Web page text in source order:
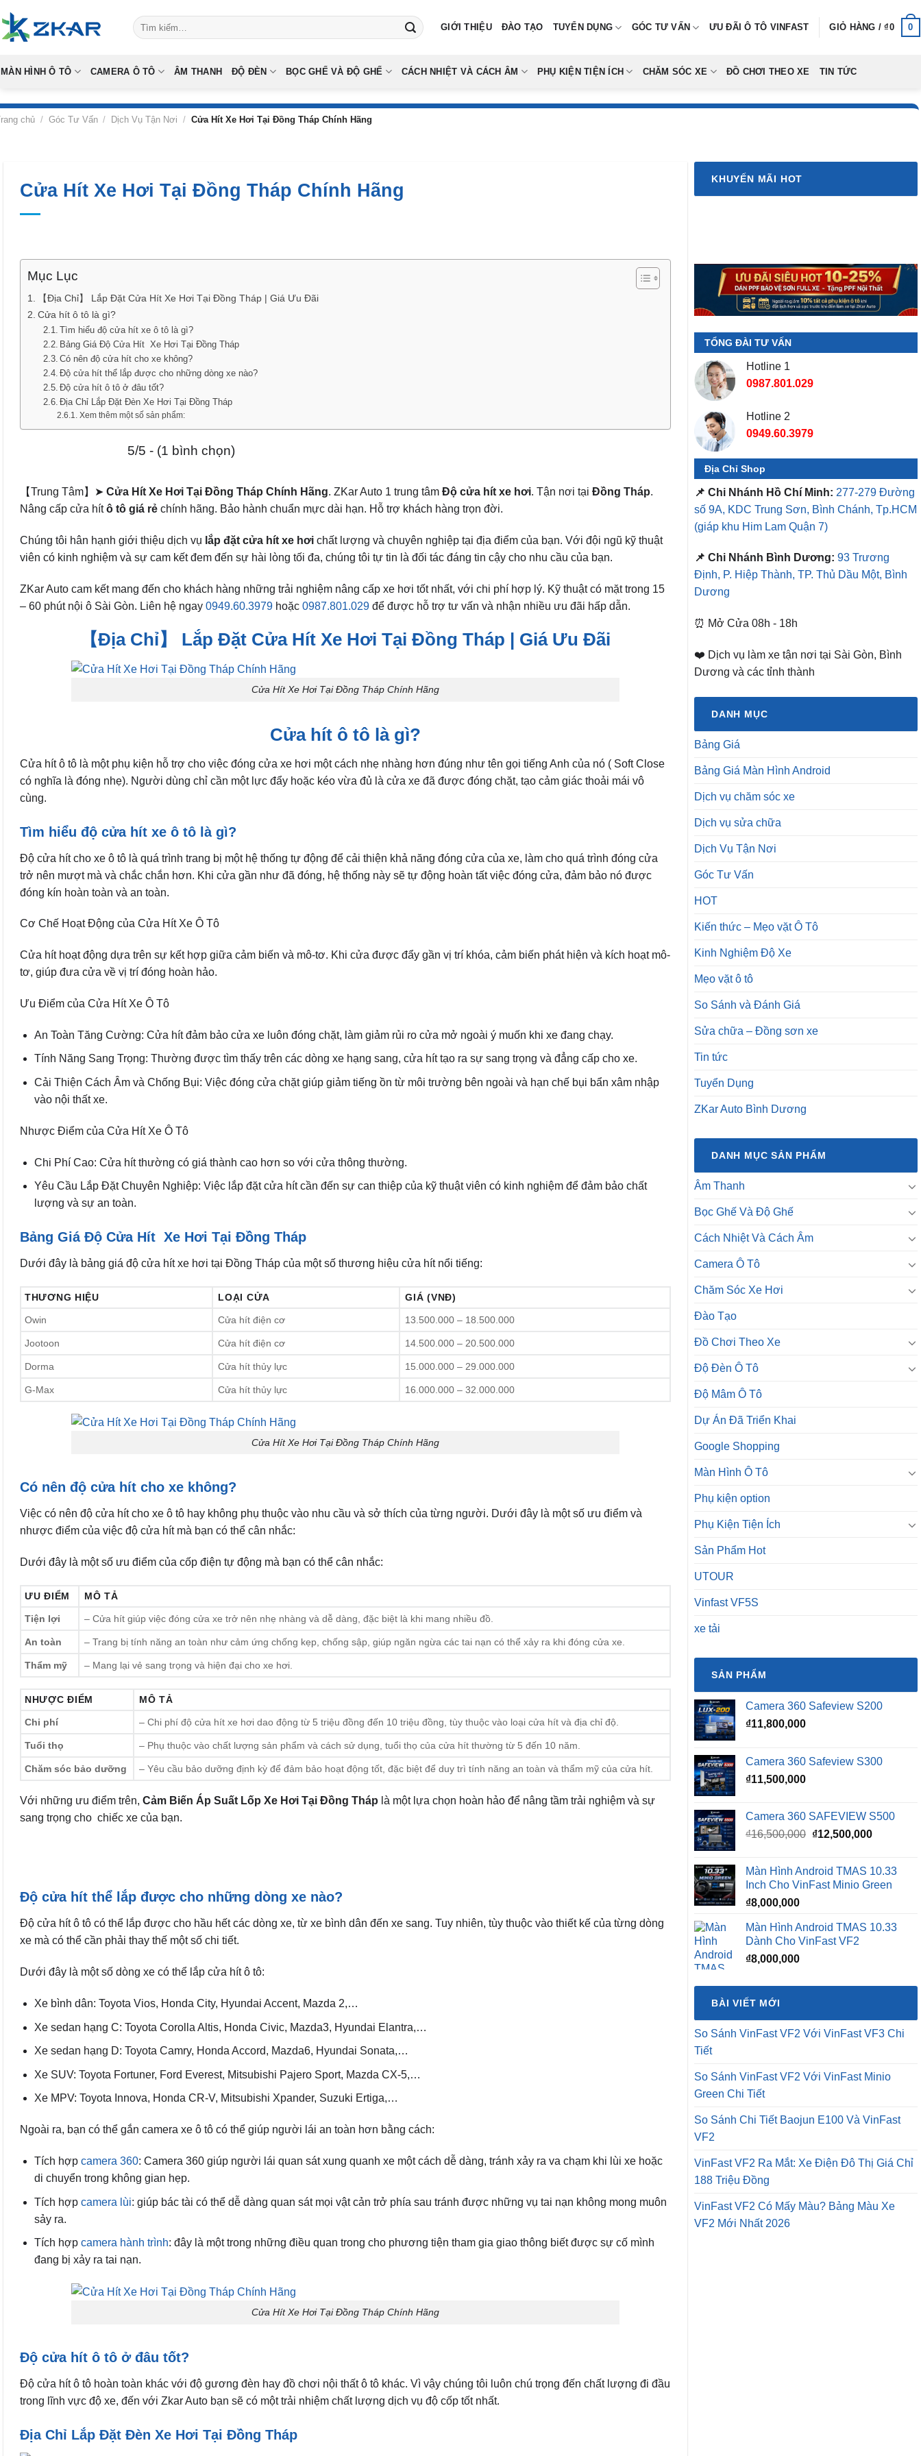
to
content
Tìm
kiếm:
GIỚI THIỆU ĐÀO TẠO TUYỂN DỤNG GÓC TƯ VẤN ƯU ĐÃI Ô TÔ VINFAST GIỎ HÀNG /₫0 0
MÀN HÌNH Ô TÔ CAMERA Ô TÔ ÂM THANH ĐỘ ĐÈN BỌC GHẾ VÀ ĐỘ GHẾ CÁCH NHIỆT VÀ CÁCH ÂM PHỤ KIỆN TIỆN ÍCH CHĂM SÓC XE ĐỒ CHƠI THEO XE TIN TỨC
chủ / Góc Tư Vấn / Dịch Vụ Tận Nơi / Cửa Hít Xe Hơi Tại Đồng Tháp Chính Hãng
Cửa Hít Xe Hơi Tại Đồng Tháp Chính Hãng
Mục Lục
【Địa Chỉ】 Lắp Đặt Cửa Hít Xe Hơi Tại Đồng Tháp | Giá Ưu Đãi
Cửa hít ô tô là gì?
Tìm hiểu độ cửa hít xe ô tô là gì?
Bảng Giá Độ Cửa Hít Xe Hơi Tại Đồng Tháp
Có nên độ cửa hít cho xe không?
Độ cửa hít thể lắp được cho những dòng xe nào?
Độ cửa hít ô tô ở đâu tốt?
Địa Chỉ Lắp Đặt Đèn Xe Hơi Tại Đồng Tháp
Xem thêm một số sản phẩm:
5/5 - (1 bình chọn)
【Trung Tâm】➤ Cửa Hít Xe Hơi Tại Đồng Tháp Chính Hãng. ZKar Auto 1 trung tâm Độ cửa hít xe hơi. Tận nơi tại Đồng Tháp.
Nâng cấp cửa hítô tô giá rẻ chính hãng. Bảo hành chuẩn mực dài hạn. Hỗ trợ khách hàng trọn đời.
Chúng tôi hân hạnh giới thiệu dịch vụ lắp đặt cửa hít xe hơi chất lượng và chuyên nghiệp tại địa điểm của bạn. Với đội ngũ kỹ thuật
viên có kinh nghiệm và sự cam kết đem đến sự hài lòng tối đa, chúng tôi tự tin là đối tác đáng tin cậy cho nhu cầu của bạn.
ZKar Auto cam kết mang đến cho khách hàng những trải nghiệm nâng cấp xe hơi tốt nhất, với chi phí hợp lý. Kỹ thuật có mặt trong 15
– 60 phút nội ô Sài Gòn. Liên hệ ngay 0949.60.3979 hoặc 0987.801.029 để được hỗ trợ tư vấn và nhận nhiều ưu đãi hấp dẫn.
【Địa Chỉ】 Lắp Đặt Cửa Hít Xe Hơi Tại Đồng Tháp | Giá Ưu Đãi
Cửa Hít Xe Hơi Tại Đồng Tháp Chính Hãng
Cửa hít ô tô là gì?
Cửa hít ô tô là một phụ kiện hỗ trợ cho việc đóng cửa xe hơi một cách nhẹ nhàng hơn đúng như tên gọi tiếng Anh của nó ( Soft Close
có nghĩa là đóng nhẹ). Người dùng chỉ cần một lực đẩy hoặc kéo vừa đủ là cửa xe đã được đóng chặt, tạo cảm giác thoải mái vô
cùng.
Tìm hiểu độ cửa hít xe ô tô là gì?
Độ cửa hít cho xe ô tô là quá trình trang bị một hệ thống tự động để cải thiện khả năng đóng cửa của xe, làm cho quá trình đóng cửa
trở nên mượt mà và chắc chắn hơn. Khi cửa gần như đã đóng, hệ thống này sẽ tự động hoàn tất việc đóng cửa, đảm bảo nó được
đóng kín hoàn toàn và an toàn.
Cơ Chế Hoạt Động của Cửa Hít Xe Ô Tô
Cửa hít hoạt động dựa trên sự kết hợp giữa cảm biến và mô-tơ. Khi cửa được đẩy gần vị trí khóa, cảm biến phát hiện và kích hoạt mô-
tơ, giúp đưa cửa về vị trí đóng hoàn hảo.
Ưu Điểm của Cửa Hít Xe Ô Tô
An Toàn Tăng Cường: Cửa hít đảm bảo cửa xe luôn đóng chặt, làm giảm rủi ro cửa mở ngoài ý muốn khi xe đang chạy.
Tính Năng Sang Trọng: Thường được tìm thấy trên các dòng xe hạng sang, cửa hít tạo ra sự sang trọng và đẳng cấp cho xe.
Cải Thiện Cách Âm và Chống Bụi: Việc đóng cửa chặt giúp giảm tiếng ồn từ môi trường bên ngoài và hạn chế bụi bẩn xâm nhập
vào nội thất xe.
Nhược Điểm của Cửa Hít Xe Ô Tô
Chi Phí Cao: Cửa hít thường có giá thành cao hơn so với cửa thông thường.
Yêu Cầu Lắp Đặt Chuyên Nghiệp: Việc lắp đặt cửa hít cần đến sự can thiệp của kỹ thuật viên có kinh nghiệm để đảm bảo chất
lượng và sự an toàn.
Bảng Giá Độ Cửa Hít Xe Hơi Tại Đồng Tháp
Dưới đây là bảng giá độ cửa hít xe hơi tại Đồng Tháp của một số thương hiệu cửa hít nổi tiếng:
THƯƠNG HIỆU LOẠI CỬA GIÁ (VNĐ)
Owin Cửa hít điện cơ 13.500.000 – 18.500.000
Jootoon Cửa hít điện cơ 14.500.000 – 20.500.000
Dorma Cửa hít thủy lực 15.000.000 – 29.000.000
G-Max Cửa hít thủy lực 16.000.000 – 32.000.000
Cửa Hít Xe Hơi Tại Đồng Tháp Chính Hãng
Có nên độ cửa hít cho xe không?
Việc có nên độ cửa hít cho xe ô tô hay không phụ thuộc vào nhu cầu và sở thích của từng người. Dưới đây là một số ưu điểm và
nhược điểm của việc độ cửa hít mà bạn có thể cân nhắc:
Dưới đây là một số ưu điểm của cốp điện tự động mà bạn có thể cân nhắc:
ƯU ĐIỂM MÔ TẢ
Tiện lợi – Cửa hít giúp việc đóng cửa xe trở nên nhẹ nhàng và dễ dàng, đặc biệt là khi mang nhiều đồ.
An toàn – Trang bị tính năng an toàn như cảm ứng chống kẹp, chống sập, giúp ngăn ngừa các tai nạn có thể xảy ra khi đóng cửa xe.
Thẩm mỹ – Mang lại vẻ sang trọng và hiện đại cho xe hơi.
NHƯỢC ĐIỂM MÔ TẢ
Chi phí – Chi phí độ cửa hít xe hơi dao động từ 5 triệu đồng đến 10 triệu đồng, tùy thuộc vào loại cửa hít và địa chỉ độ.
Tuổi thọ – Phụ thuộc vào chất lượng sản phẩm và cách sử dụng, tuổi thọ của cửa hít thường từ 5 đến 10 năm.
Chăm sóc bảo dưỡng – Yêu cầu bảo dưỡng định kỳ để đảm bảo hoạt động tốt, đặc biệt để duy trì tính năng an toàn và thẩm mỹ của cửa hít.
Với những ưu điểm trên, Cảm Biến Áp Suất Lốp Xe Hơi Tại Đồng Tháp là một lựa chọn hoàn hảo để nâng tầm trải nghiệm và sự
sang trọng cho chiếc xe của bạn.
Độ cửa hít thể lắp được cho những dòng xe nào?
Độ cửa hít ô tô có thể lắp được cho hầu hết các dòng xe, từ xe bình dân đến xe sang. Tuy nhiên, tùy thuộc vào thiết kế của từng dòng
xe mà có thể cần phải thay thế một số chi tiết.
Dưới đây là một số dòng xe có thể lắp cửa hít ô tô:
Xe bình dân: Toyota Vios, Honda City, Hyundai Accent, Mazda 2,…
Xe sedan hạng C: Toyota Corolla Altis, Honda Civic, Mazda3, Hyundai Elantra,…
Xe sedan hạng D: Toyota Camry, Honda Accord, Mazda6, Hyundai Sonata,…
Xe SUV: Toyota Fortuner, Ford Everest, Mitsubishi Pajero Sport, Mazda CX-5,…
Xe MPV: Toyota Innova, Honda CR-V, Mitsubishi Xpander, Suzuki Ertiga,…
Ngoài ra, bạn có thể gắn camera xe ô tô có thể giúp người lái an toàn hơn bằng cách:
Tích hợp camera 360: Camera 360 giúp người lái quan sát xung quanh xe một cách dễ dàng, tránh xảy ra va chạm khi lùi xe hoặc
di chuyển trong không gian hẹp.
Tích hợp camera lùi: giúp bác tài có thể dễ dàng quan sát mọi vật cản trở phía sau tránh được những vụ tai nạn không mong muôn
sảy ra.
Tích hợp camera hành trình: đây là một trong những điều quan trong cho phương tiện tham gia giao thông biết được sự cố mình
đang bị xảy ra tai nạn.
Cửa Hít Xe Hơi Tại Đồng Tháp Chính Hãng
Độ cửa hít ô tô ở đâu tốt?
Độ cửa hít ô tô hoàn toàn khác với độ gương đèn hay đồ chơi nội thất ô tô khác. Vì vậy chúng tôi luôn chú trọng đến chất lượng đi đầu
trong lĩnh vực độ xe, đến với Zkar Auto bạn sẽ có một trải nhiệm chất lượng dịch vụ độ cốp tốt nhất.
Địa Chỉ Lắp Đặt Đèn Xe Hơi Tại Đồng Tháp
KHUYẾN MÃI HOT
TỔNG ĐÀI TƯ VẤN
Hotline 1
0987.801.029
Hotline 2
0949.60.3979
Địa Chỉ Shop
📌 Chi Nhánh Hồ Chí Minh: 277-279 Đường
số 9A, KDC Trung Sơn, Bình Chánh, Tp.HCM
(giáp khu Him Lam Quận 7)
📌 Chi Nhánh Bình Dương: 93 Trương
Định, P. Hiệp Thành, TP. Thủ Dầu Một, Bình
Dương
⏰ Mở Cửa 08h - 18h
❤️ Dịch vụ làm xe tận nơi tại Sài Gòn, Bình
Dương và các tỉnh thành
DANH MỤC
Bảng Giá
Bảng Giá Màn Hình Android
Dịch vụ chăm sóc xe
Dịch vụ sửa chữa
Dịch Vụ Tận Nơi
Góc Tư Vấn
HOT
Kiến thức – Mẹo vặt Ô Tô
Kinh Nghiệm Độ Xe
Mẹo vặt ô tô
So Sánh và Đánh Giá
Sửa chữa – Đồng sơn xe
Tin tức
Tuyển Dụng
ZKar Auto Bình Dương
DANH MỤC SẢN PHẨM
Âm Thanh
Bọc Ghế Và Độ Ghế
Cách Nhiệt Và Cách Âm
Camera Ô Tô
Chăm Sóc Xe Hơi
Đào Tạo
Đồ Chơi Theo Xe
Độ Đèn Ô Tô
Độ Mâm Ô Tô
Dự Án Đã Triển Khai
Google Shopping
Màn Hình Ô Tô
Phụ kiện option
Phụ Kiện Tiện Ích
Sản Phẩm Hot
UTOUR
Vinfast VF5S
xe tải
SẢN PHẨM
Camera 360 Safeview S200
₫11,800,000
Camera 360 Safeview S300
₫11,500,000
Camera 360 SAFEVIEW S500
₫16,500,000 Giá
₫16,500,000.
₫12,500,000Giá
là:
Màn Hình Android TMAS 10.33
Inch Cho VinFast Minio Green
₫8,000,000
Màn Hình Android TMAS 10.33
Dành Cho VinFast VF2
₫8,000,000
BÀI VIẾT MỚI
So Sánh VinFast VF2 Với VinFast VF3 Chi
Tiết
So Sánh VinFast VF2 Với VinFast Minio
Green Chi Tiết
So Sánh Chi Tiết Baojun E100 Và VinFast
VF2
VinFast VF2 Ra Mắt: Xe Điện Đô Thị Giá Chỉ
188 Triệu Đồng
VinFast VF2 Có Mấy Màu? Bảng Màu Xe
VF2 Mới Nhất 2026